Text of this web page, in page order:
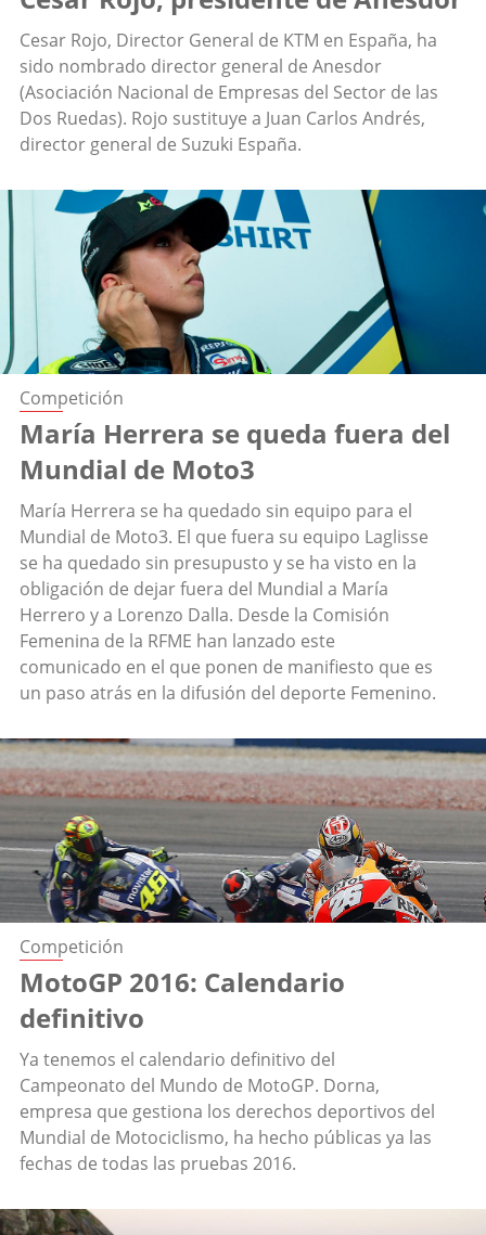
Cesar Rojo, Director General de KTM en España, ha
sido nombrado director general de Anesdor
(Asociación Nacional de Empresas del Sector de las
Dos Ruedas). Rojo sustituye a Juan Carlos Andrés,
director general de Suzuki España.
Competición
María Herrera se queda fuera del
Mundial de Moto3
María Herrera se ha quedado sin equipo para el
Mundial de Moto3. El que fuera su equipo Laglisse
se ha quedado sin presupusto y se ha visto en la
obligación de dejar fuera del Mundial a María
Herrero y a Lorenzo Dalla. Desde la Comisión
Femenina de la RFME han lanzado este
comunicado en el que ponen de manifiesto que es
un paso atrás en la difusión del deporte Femenino.
Competición
MotoGP 2016: Calendario
definitivo
Ya tenemos el calendario definitivo del
Campeonato del Mundo de MotoGP. Dorna,
empresa que gestiona los derechos deportivos del
Mundial de Motociclismo, ha hecho públicas ya las
fechas de todas las pruebas 2016.